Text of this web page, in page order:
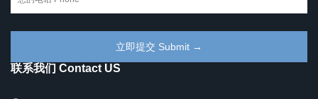
联系我们 Contact US